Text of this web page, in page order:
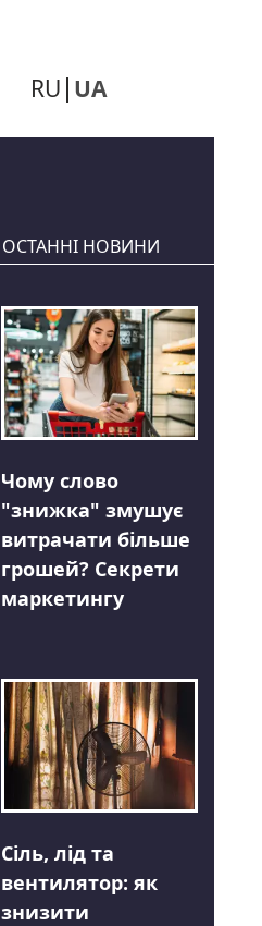
RU UA
ОСТАННІ НОВИНИ
Чому слово
"знижка" змушує
витрачати більше
грошей? Секрети
маркетингу
Сіль, лід та
вентилятор: як
знизити